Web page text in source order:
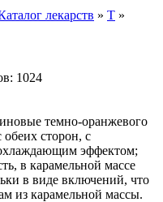
лекарств » Т »
1024
темно-оранжевого
сторон, с
эффектом;
в карамельной массе
в виде включений, что
из карамельной массы.